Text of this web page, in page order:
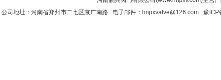
公司地址：河南省郑州市二七区京广南路 电子邮件：hnpxvalve@126.com 豫ICP